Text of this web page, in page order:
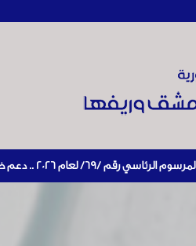
للمنشآت المتضررة في إطار مسار التعافي الاقتصادي وإعادة تنشيط الإنتاج